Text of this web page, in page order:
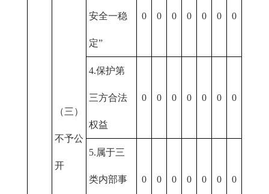
（三）
不予公
开
安全一稳
定”
0 0 0 0 0 0 0
4.保护第
三方合法
权益
0 0 0 0 0 0 0
5.属于三
类内部事 0 0 0 0 0 0 0